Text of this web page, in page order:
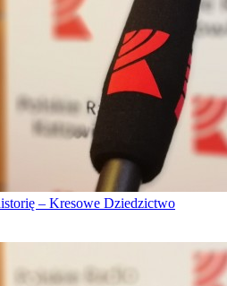
– Kresowe Dziedzictwo